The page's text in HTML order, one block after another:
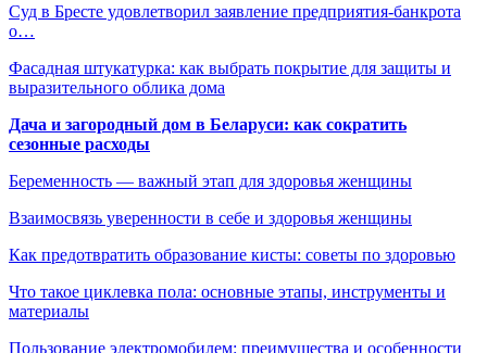
Суд в Бресте удовлетворил заявление предприятия-банкрота
о…
Фасадная штукатурка: как выбрать покрытие для защиты и
выразительного облика дома
Дача и загородный дом в Беларуси: как сократить
сезонные расходы
Беременность — важный этап для здоровья женщины
Взаимосвязь уверенности в себе и здоровья женщины
Как предотвратить образование кисты: советы по здоровью
Что такое циклевка пола: основные этапы, инструменты и
материалы
Пользование электромобилем: преимущества и особенности